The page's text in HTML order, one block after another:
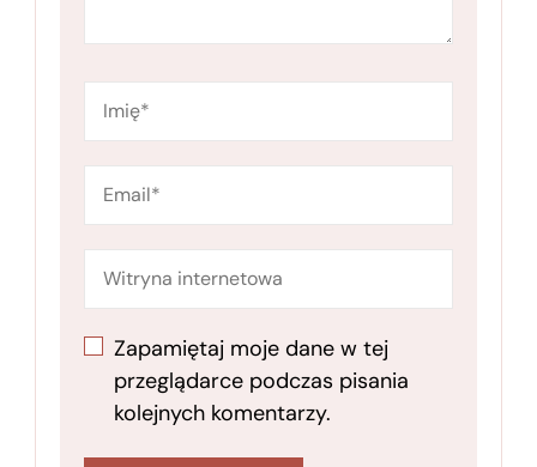
Zapamiętaj moje dane w tej
przeglądarce podczas pisania
kolejnych komentarzy.